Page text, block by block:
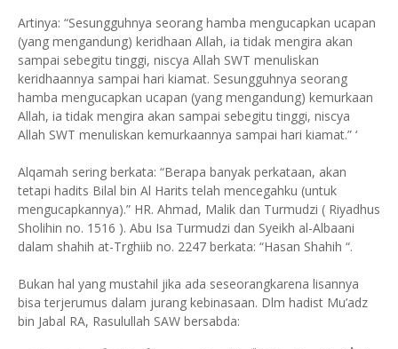
Artinya: “Sesungguhnya seorang hamba mengucapkan ucapan
(yang mengandung) keridhaan Allah, ia tidak mengira akan
sampai sebegitu tinggi, niscya Allah SWT menuliskan
keridhaannya sampai hari kiamat. Sesungguhnya seorang
hamba mengucapkan ucapan (yang mengandung) kemurkaan
Allah, ia tidak mengira akan sampai sebegitu tinggi, niscya
Allah SWT menuliskan kemurkaannya sampai hari kiamat.” ‘
Alqamah sering berkata: “Berapa banyak perkataan, akan
tetapi hadits Bilal bin Al Harits telah mencegahku (untuk
mengucapkannya).” HR. Ahmad, Malik dan Turmudzi ( Riyadhus
Sholihin no. 1516 ). Abu Isa Turmudzi dan Syeikh al-Albaani
dalam shahih at-Trghiib no. 2247 berkata: “Hasan Shahih “.
Bukan hal yang mustahil jika ada seseorangkarena lisannya
bisa terjerumus dalam jurang kebinasaan. Dlm hadist Mu’adz
bin Jabal RA, Rasulullah SAW bersabda: